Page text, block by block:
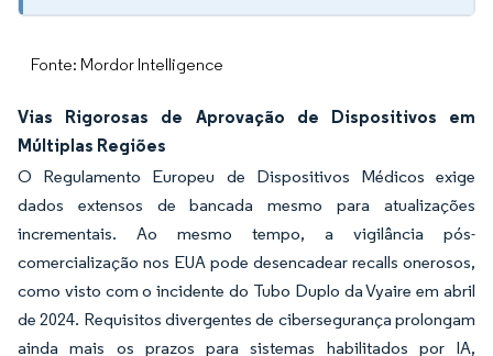
Fonte: Mordor Intelligence
Vias Rigorosas de Aprovação de Dispositivos em
Múltiplas Regiões
O Regulamento Europeu de Dispositivos Médicos exige
dados extensos de bancada mesmo para atualizações
incrementais. Ao mesmo tempo, a vigilância pós-
comercialização nos EUA pode desencadear recalls onerosos,
como visto com o incidente do Tubo Duplo da Vyaire em abril
de 2024. Requisitos divergentes de cibersegurança prolongam
ainda mais os prazos para sistemas habilitados por IA,